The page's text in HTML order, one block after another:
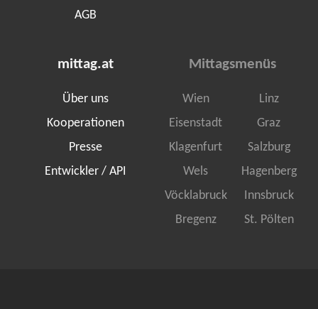
AGB
mittag.at
Über uns
Kooperationen
Presse
Entwickler / API
Mittagsmenüs
Wien
Linz
Eisenstadt
Graz
Klagenfurt
Salzburg
Wels
Hagenberg
Vöcklabruck
Innsbruck
Bregenz
St. Pölten